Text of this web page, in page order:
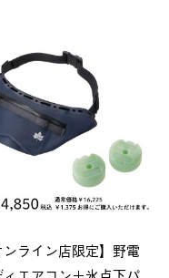
ンライン店限定】野電